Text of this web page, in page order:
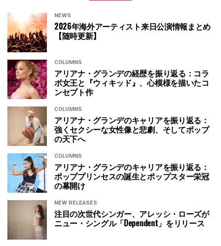
NEWS
2026年海外アーティスト来日公演情報まとめ
【随時更新】
COLUMNS
アリアナ・グランデの経歴を振り返る：コラ
ボ女王と『ウィキッド』、心模様を描いたコ
ンセプト作
COLUMNS
アリアナ・グランデのキャリアを振り返る：
強くセクシーな女性像と悲劇、そしてポップ
の天下へ
COLUMNS
アリアナ・グランデのキャリアを振り返る：
ポッププリンセスの誕生とポップスター栄冠
の幕開け
NEW RELEASES
注目の次世代シンガー、アレッシ・ローズが
ニュー・シングル「Dependent」をリリース